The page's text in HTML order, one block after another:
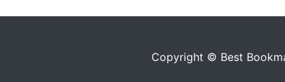
Copyright © Best